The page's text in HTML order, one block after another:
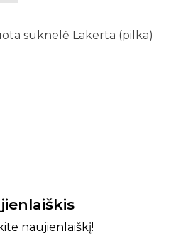
suknelė Lakerta (pilka)
naujienlaiškį!